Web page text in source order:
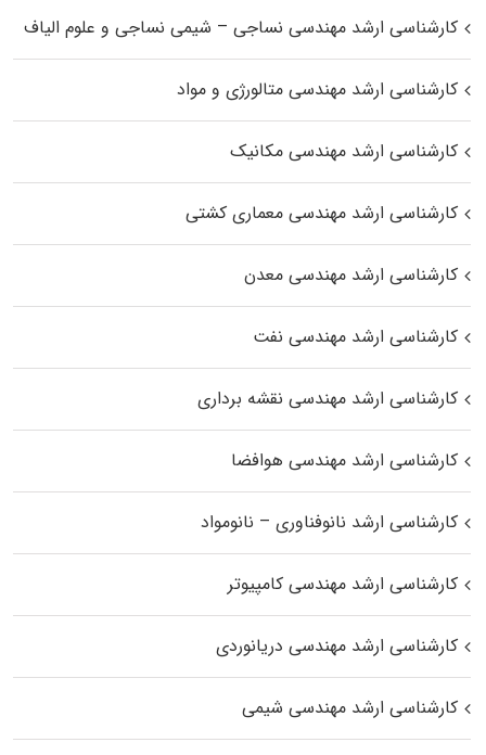
کارشناسی ارشد مهندسی نساجی – شیمی نساجی و علوم الیاف
کارشناسی ارشد مهندسی متالورژی و مواد
کارشناسی ارشد مهندسی مکانیک
کارشناسی ارشد مهندسی معماری کشتی
کارشناسی ارشد مهندسی معدن
کارشناسی ارشد مهندسی نفت
کارشناسی ارشد مهندسی نقشه برداری
کارشناسی ارشد مهندسی هوافضا
کارشناسی ارشد نانوفناوری – نانومواد
کارشناسی ارشد مهندسی کامپیوتر
کارشناسی ارشد مهندسی دریانوردی
کارشناسی ارشد مهندسی شیمی